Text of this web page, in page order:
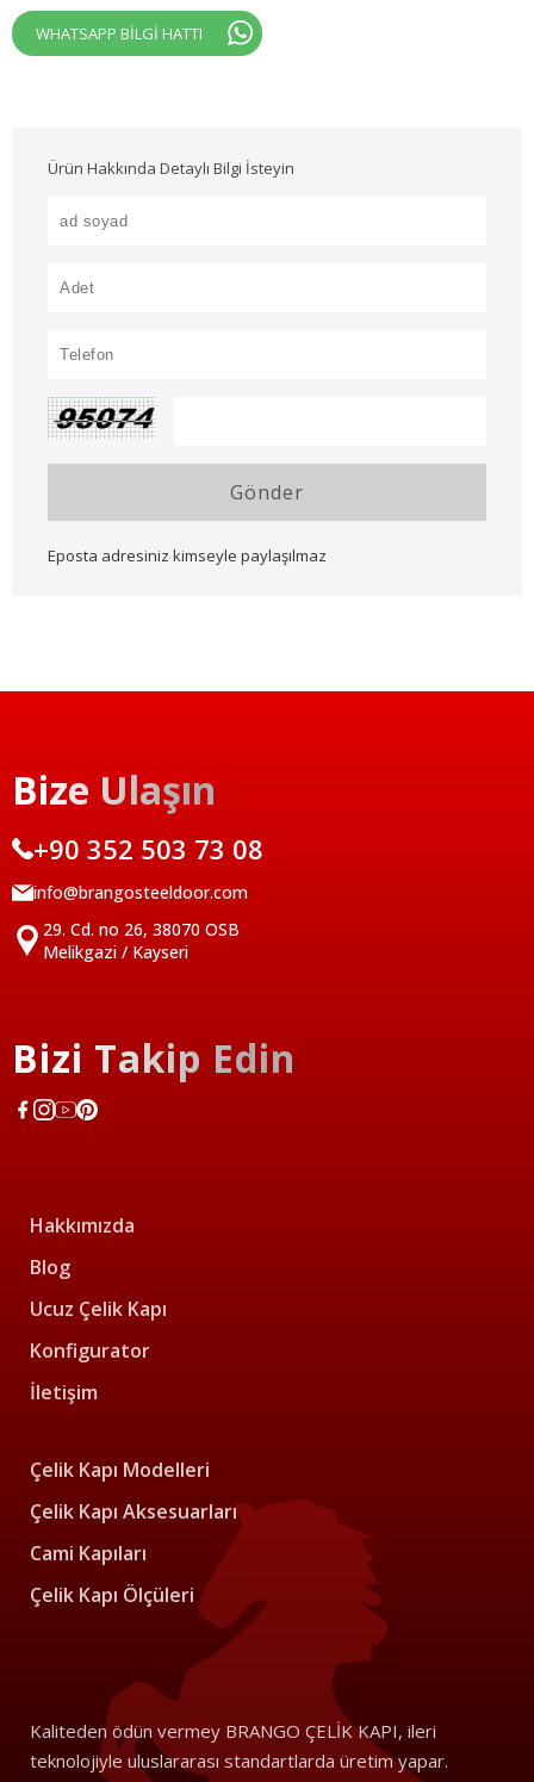
WHATSAPP BİLGİ HATTI
Ürün Hakkında Detaylı Bilgi İsteyin
Gönder
Eposta adresiniz kimseyle paylaşılmaz
Bize Ulaşın
+90 352 503 73 08
info@brangosteeldoor.com
29. Cd. no 26, 38070 OSB
Melikgazi / Kayseri
Bizi Takip Edin
Hakkımızda
Blog
Ucuz Çelik Kapı
Konfigurator
İletişim
Çelik Kapı Modelleri
Çelik Kapı Aksesuarları
Cami Kapıları
Çelik Kapı Ölçüleri
Kaliteden ödün vermey BRANGO ÇELİK KAPI, ileri
teknolojiyle uluslararası standartlarda üretim yapar.